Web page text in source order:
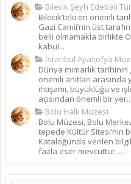
Bilecik Şeyh Edebali
Bilecik’teki en önemli
Gazi Camii’nin üst
belli olmamakla birlikte
kabul...
İstanbul Ayasofya
Dünya mimarlık
önemli anıtları
ihtişamı, büyüklüğü ve
açısından önemli bir yer...
Bolu Halk Müzesi
Bolu Müzesi, Bolu
tepede Kültür Sitesi’nin
Kataloğunda verilen
fazla eser mevcuttur....